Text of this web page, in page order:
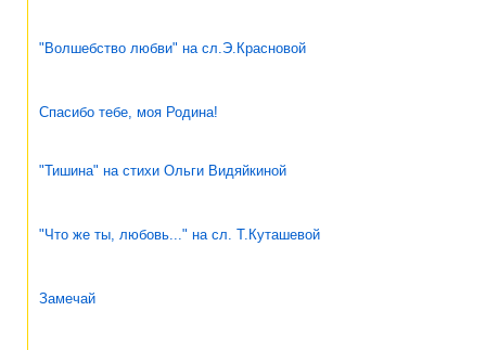
"Волшебство любви" на сл.Э.Красновой
Спасибо тебе, моя Родина!
"Тишина" на стихи Ольги Видяйкиной
"Что же ты, любовь..." на сл. Т.Куташевой
Замечай